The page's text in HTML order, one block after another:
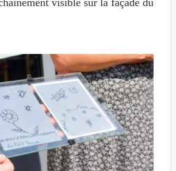
visible sur la façade du